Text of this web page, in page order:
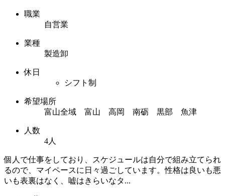
職業
自営業
業種
製造卸
休日
シフト制
希望場所
富山全域 富山 高岡 南砺 黒部 魚津
人数
4人
個人で仕事をしており、スケジュールは自分で組み立てられ
るので、マイペースに日々過ごしています。性格は良いも悪
いも表裏はなく、嘘はきらいなタ...